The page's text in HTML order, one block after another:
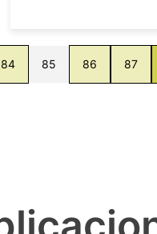
84 85 86 87